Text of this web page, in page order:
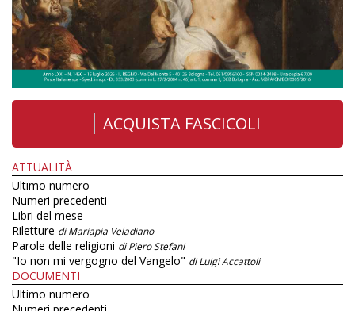
ACQUISTA FASCICOLI
ATTUALITÀ
Ultimo numero
Numeri precedenti
Libri del mese
Riletture di Mariapia Veladiano
Parole delle religioni di Piero Stefani
"Io non mi vergogno del Vangelo" di Luigi Accattoli
DOCUMENTI
Ultimo numero